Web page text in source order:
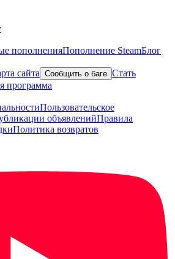
пополненияПополнение SteamБлог
сайта Сообщить о баге Стать
программа
Пользовательское
объявленийПравила
Политика возвратов